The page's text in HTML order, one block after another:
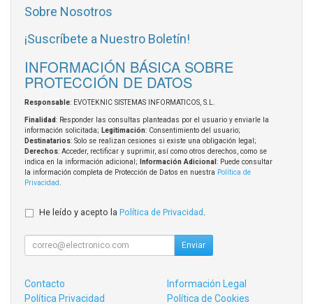
Sobre Nosotros
¡Suscríbete a Nuestro Boletín!
INFORMACIÓN BÁSICA SOBRE
PROTECCIÓN DE DATOS
Responsable: EVOTEKNIC SISTEMAS INFORMATICOS, S.L.
Finalidad: Responder las consultas planteadas por el usuario y enviarle la
información solicitada; Legitimación: Consentimiento del usuario;
Destinatarios: Solo se realizan cesiones si existe una obligación legal;
Derechos: Acceder, rectificar y suprimir, así como otros derechos, como se
indica en la información adicional;
Información Adicional : Puede consultar
la información completa de Protección de Datos en nuestra Política de
Privacidad
He leído y acepto la Política de Privacidad .
Enviar
Contacto
Información Legal
Política Privacidad
Política de Cookies